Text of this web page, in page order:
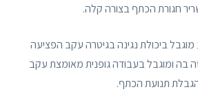
ביכולת נגינה בגיטרה עקב הפציעה
בה ומוגבל בעבודה גופנית מאומצת עקב
תנועת הכתף.